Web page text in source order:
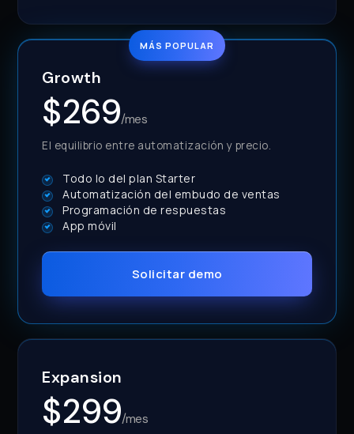
MÁS POPULAR
Growth
$269/mes
El equilibrio entre automatización y precio.
Todo lo del plan Starter
Automatización del embudo de ventas
Programación de respuestas
App móvil
Solicitar demo
Expansion
$299/mes